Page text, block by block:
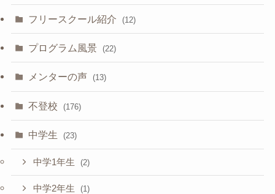
フリースクール紹介 (12)
プログラム風景 (22)
メンターの声 (13)
不登校 (176)
中学生 (23)
中学1年生 (2)
中学2年生 (1)